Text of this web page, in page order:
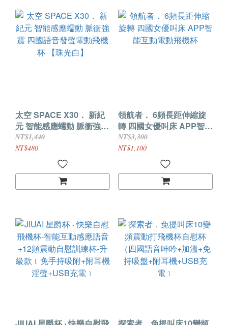
太空 SPACE X30． 新紀
元 智能感應蠕動 脈衝強震
四國語音發聲電動飛機杯
【珠光白】
NT$1,440
NT$480
領航者． 6頻長距伸縮旋
轉 四國女優叫床 APP智能
互動電動飛機杯
NT$3,300
NT$1,100